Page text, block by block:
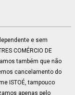
e sem
COMÉRCIO DE
também que não
cancelamento do
ISTOÉ, tampouco
apenas pelo